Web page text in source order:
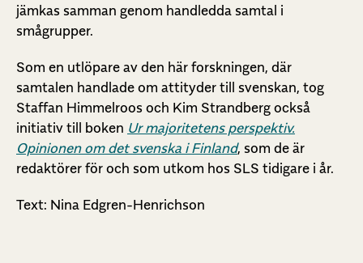
jämkas samman genom handledda samtal i
smågrupper.
Som en utlöpare av den här forskningen, där
samtalen handlade om attityder till svenskan, tog
Staffan Himmelroos och Kim Strandberg också
initiativ till boken Ur majoritetens perspektiv.
Opinionen om det svenska i Finland, som de är
redaktörer för och som utkom hos SLS tidigare i år.
Text: Nina Edgren-Henrichson